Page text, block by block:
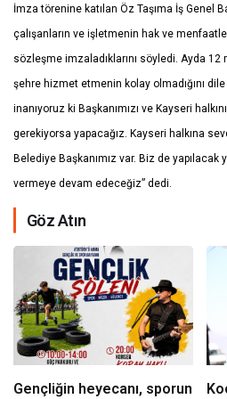
İmza törenine katılan Öz Taşıma İş Genel
çalışanların ve işletmenin hak ve
sözleşme imzaladıklarını söyledi. Ayda 12
şehre hizmet etmenin kolay olmadığını
inanıyoruz ki Başkanımızı ve Kayseri
gerekiyorsa yapacağız. Kayseri halkına
Belediye Başkanımız var. Biz de yapılacak
vermeye devam edeceğiz” dedi.
Göz Atın
Gençliğin heyecanı, sporun